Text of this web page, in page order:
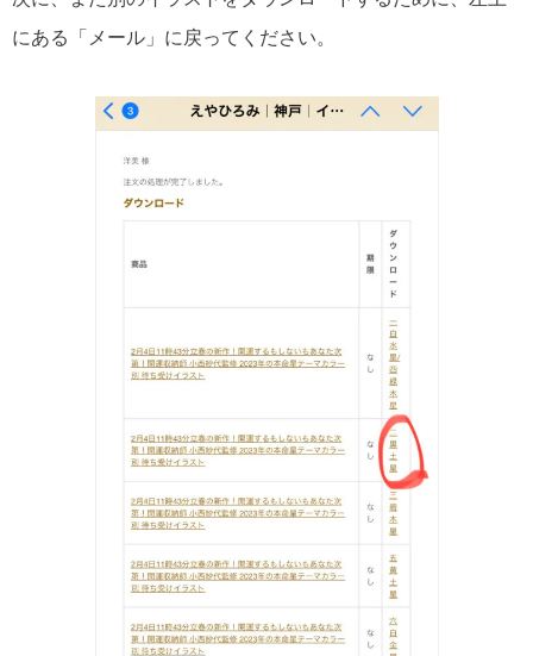
にある「メール」に戻ってください。